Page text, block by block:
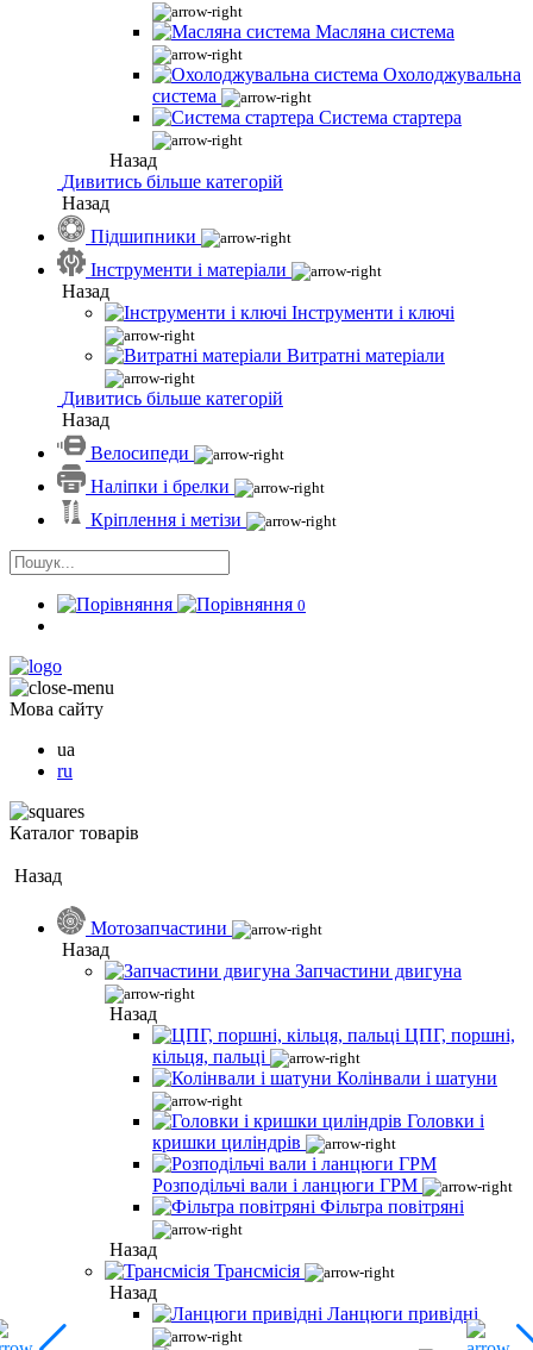
Масляна система
Охолоджувальна
система
Система стартера
Назад
Дивитись більше категорій
Назад
Підшипники
Інструменти і матеріали
Назад
Інструменти і ключі
Витратні матеріали
Дивитись більше категорій
Назад
Велосипеди
Наліпки і брелки
Кріплення і метізи
0
Мова сайту
ua
ru
Каталог товарів
Назад
Мотозапчастини
Назад
Запчастини двигуна
Назад
ЦПГ, поршні,
кільця, пальці
Колінвали і шатуни
Головки і
кришки циліндрів
Розподільчі вали і ланцюги ГРМ
Фільтра повітряні
Назад
Трансмісія
Назад
Ланцюги привідні